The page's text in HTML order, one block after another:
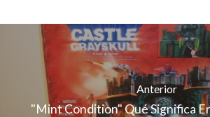
Anterior
"Mint Condition" Qué Significa